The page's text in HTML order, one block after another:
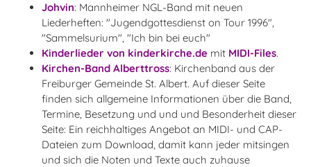
Johvin: Mannheimer NGL-Band mit neuen
Liederheften: "Jugendgottesdienst on Tour 1996",
"Sammelsurium", "Ich bin bei euch"
Kinderlieder von kinderkirche.de mit MIDI-Files.
Kirchen-Band Alberttross: Kirchenband aus der
Freiburger Gemeinde St. Albert. Auf dieser Seite
finden sich allgemeine Informationen über die Band,
Termine, Besetzung und und und Besonderheit dieser
Seite: Ein reichhaltiges Angebot an MIDI- und CAP-
Dateien zum Download, damit kann jeder mitsingen
und sich die Noten und Texte auch zuhause